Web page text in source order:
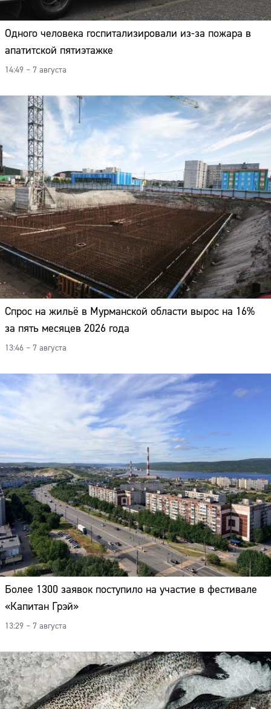
Одного человека госпитализировали из-за пожара в
апатитской пятиэтажке
14:49 – 7 августа
Спрос на жильё в Мурманской области вырос на 16%
за пять месяцев 2026 года
13:46 – 7 августа
Более 1300 заявок поступило на участие в фестивале
«Капитан Грэй»
13:29 – 7 августа